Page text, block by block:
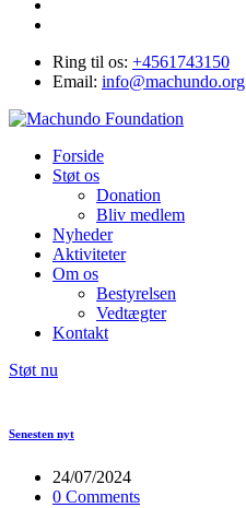
Ring til os: +4561743150
Email: info@machundo.org
Forside
Støt os
Donation
Bliv medlem
Nyheder
Aktiviteter
Om os
Bestyrelsen
Vedtægter
Kontakt
Støt nu
Senesten nyt
24/07/2024
0 Comments